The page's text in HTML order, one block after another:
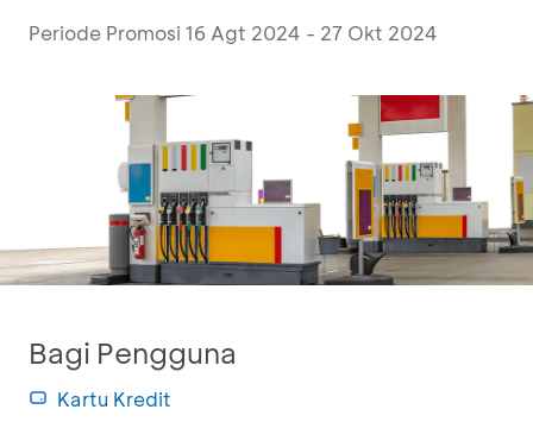
Periode Promosi 16 Agt 2024 - 27 Okt 2024
Bagi Pengguna
Kartu Kredit